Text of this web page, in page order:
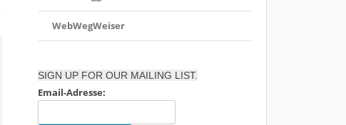
WebWegWeiser
SIGN UP FOR OUR MAILING LIST.
Email-Adresse: